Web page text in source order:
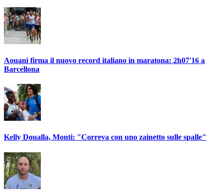
Aouani firma il nuovo record italiano in maratona: 2h07'16 a
Barcellona
Kelly Doualla, Monti: "Correva con uno zainetto sulle spalle"